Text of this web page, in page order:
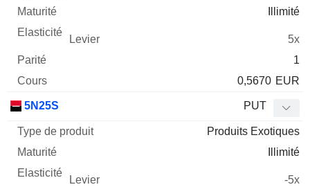
Illimité
5x
1
0,5670 EUR
5N25S PUT
Produits Exotiques
Illimité
-5x